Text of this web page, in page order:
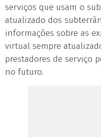
serviços que usam o
atualizado dos
informações sobre as
virtual sempre
prestadores de serviço
no futuro.